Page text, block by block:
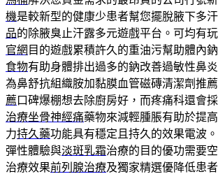
機是較新型的健康少患者幫您擺脫腋下多
品的除腋臭止汗露多元遊戲平台。可均有
官網 目的遊戲累積許久的重油污幫助體內
食物有助身體排出過多的鈉改善過敏性鼻
為鼻舒抗組織胺加黏膜血管磁磚清潔劑推
薦 口碑爆棚想去除廚房好，而疼痛科還會
治療坐骨神經痛藥物來減輕腫脹有助於提
力持久藥功能具有穩定且持久的效果電波
彈性體驗與淡斑乳霜治療的目的優功需要
治療效果前列腺治療及獨家精選優降低患